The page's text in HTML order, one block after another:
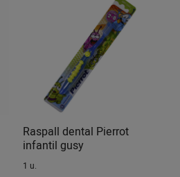
Raspall dental Pierrot
infantil gusy
1 u.